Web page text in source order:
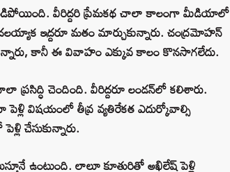
వీరిద్దరి ప్రేమకథ చాలా కాలంగా మీడియాలో
ఇద్దరూ మతం మార్చుకున్నారు. చంద్రమోహన్
కానీ ఈ వివాహం ఎక్కువ కాలం కొనసాగలేదు.
చెందింది. వీరిద్దరూ లండన్‌లో కలిశారు.
విషయంలో తీవ్ర వ్యతిరేకత ఎదుర్కోవాల్సి
చేసుకున్నారు.
ఉంటుంది. లాలూ కూతురితో అఖిలేష్ పెళ్లి